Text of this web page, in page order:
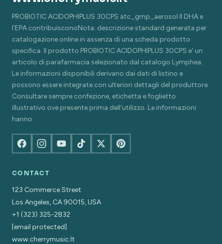
PROBIOTIC ACIDOPHIPLUS 30CPS atc_gmp_aerosol Il DHA e
l’EPA contribuisconoNota: descrizione standard generata per
catalogazione online in assenza di una scheda prodotto
specifica. Il prodotto PROBIOTIC ACIDOPHIPLUS 30CPS e' un
articolo di parafarmacia selezionato dal catalogo Lymphea.
Le informazioni disponibili derivano dai dati di listino e
possono essere integrate con ulteriori dettagli del produttore.
Consultare sempre confezione, etichetta e foglietto
illustrativo ove presente prima dell'utilizzo. Le informazioni
hanno
CONTACT
123 Commerce Street
Los Angeles, CA 90015, USA
+1 (323) 325-2832
[email protected]
www.cherrymusic.lt